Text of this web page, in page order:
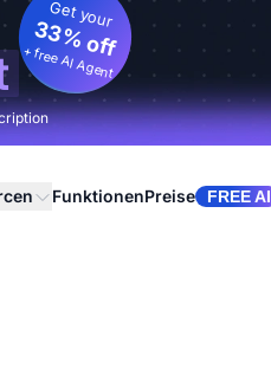
Get your
33% off
+ free AI Agent
FunktionenPreise FREE AI